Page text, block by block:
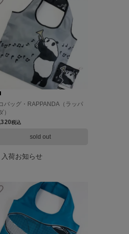
バッグ・RAPPANDA（ラッパ
）
税込
sold out
入荷お知らせ